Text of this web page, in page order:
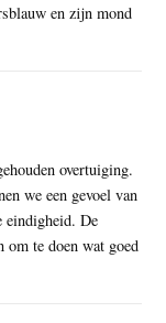
en zijn mond
overtuiging.
we een gevoel van
eindigheid. De
om te doen wat goed